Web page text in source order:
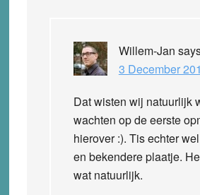
Willem-Jan
3 December
Dat wisten wij natuurlijk
wachten op de eerste
hierover :). Tis echter
en bekendere plaatje.
wat natuurlijk.